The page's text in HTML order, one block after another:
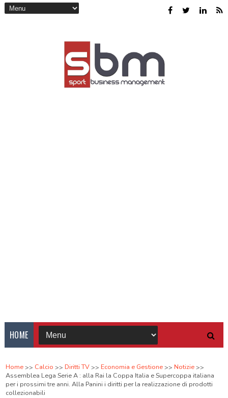
HOME
Home Calcio Diritti TV Economia e Gestione
Notizie
Assemblea Lega Serie A : alla Rai la Coppa Italia e Supercoppa italiana
per i prossimi tre anni. Alla Panini i diritti per la realizzazione di prodotti
collezionabili